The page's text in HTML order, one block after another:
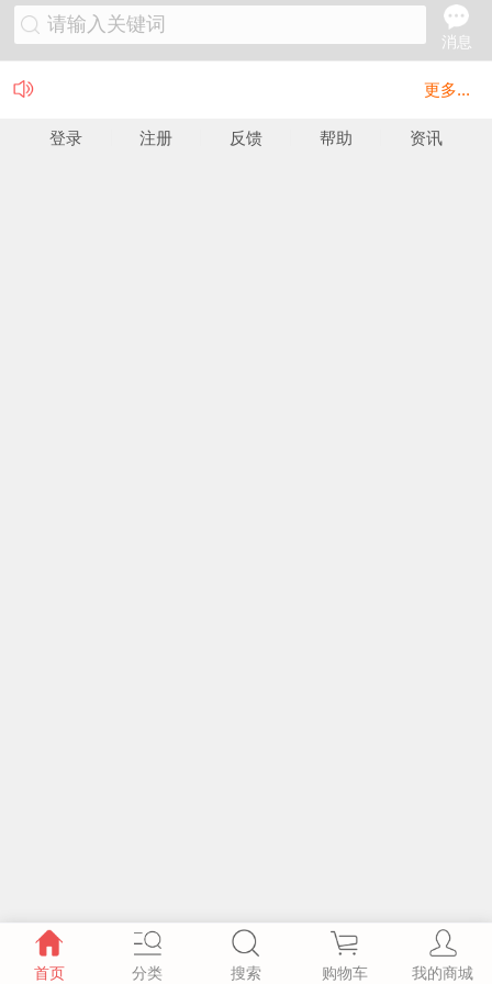
请输入关键词
消息
更多...
登录 注册 反馈 帮助 资讯
首页 分类 搜索 购物车 我的商城